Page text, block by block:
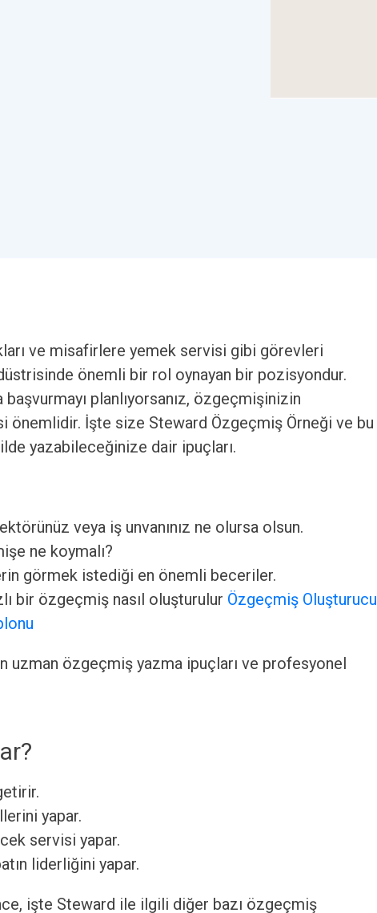
ve misafirlere yemek servisi gibi görevleri
önemli bir rol oynayan bir pozisyondur.
planlıyorsanız, özgeçmişinizin
önemlidir. İşte size Steward Özgeçmiş Örneği ve bu
yazabileceğinize dair ipuçları.
veya iş unvanınız ne olursa olsun.
ne koymalı?
görmek istediği en önemli beceriler.
bir özgeçmiş nasıl oluşturulur Özgeçmiş Oluşturucu
uzman özgeçmiş yazma ipuçları ve profesyonel
yapar.
servisi yapar.
liderliğini yapar.
işte Steward ile ilgili diğer bazı özgeçmiş